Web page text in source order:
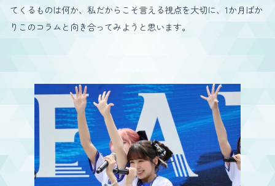
てくるものは何か、私だからこそ言える視点を大切に、1か月ばか
りこのコラムと向き合ってみようと思います。